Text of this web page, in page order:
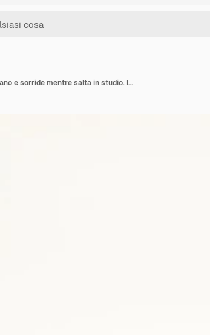
Carina ragazza sportiva che guarda lontano e sorride mentre salta in studio. Isolato su sfondo bianco